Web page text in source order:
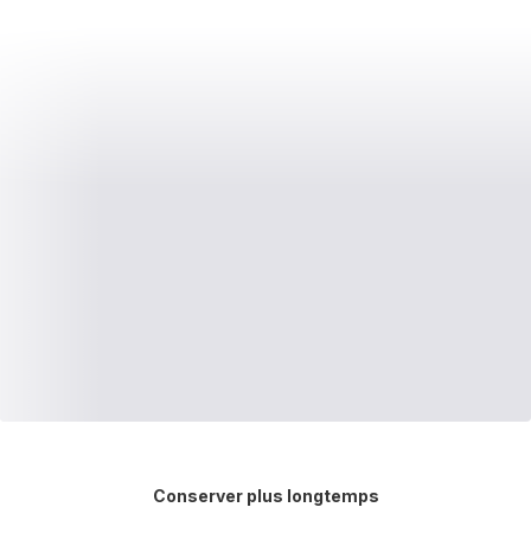
Conserver plus longtemps